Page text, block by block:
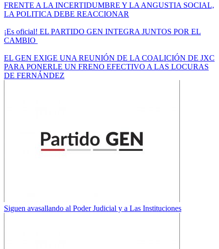
FRENTE A LA INCERTIDUMBRE Y LA ANGUSTIA SOCIAL,
LA POLITICA DEBE REACCIONAR
¡Es oficial! EL PARTIDO GEN INTEGRA JUNTOS POR EL
CAMBIO
EL GEN EXIGE UNA REUNIÓN DE LA COALICIÓN DE JXC
PARA PONERLE UN FRENO EFECTIVO A LAS LOCURAS
DE FERNÁNDEZ
Siguen avasallando al Poder Judicial y a Las Instituciones